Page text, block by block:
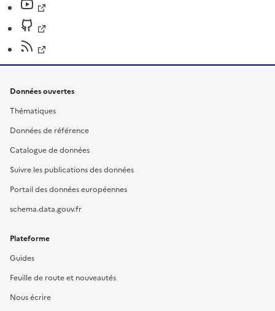
Données ouvertes
Thématiques
Données de référence
Catalogue de données
Suivre les publications des données
Portail des données européennes
schema.data.gouv.fr
Plateforme
Guides
Feuille de route et nouveautés
Nous écrire